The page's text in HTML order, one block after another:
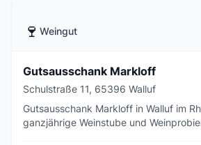
🍷 Weingut
Gutsausschank Markloff
Schulstraße 11, 65396 Walluf
Gutsausschank Markloff in Walluf im
ganzjährige Weinstube und